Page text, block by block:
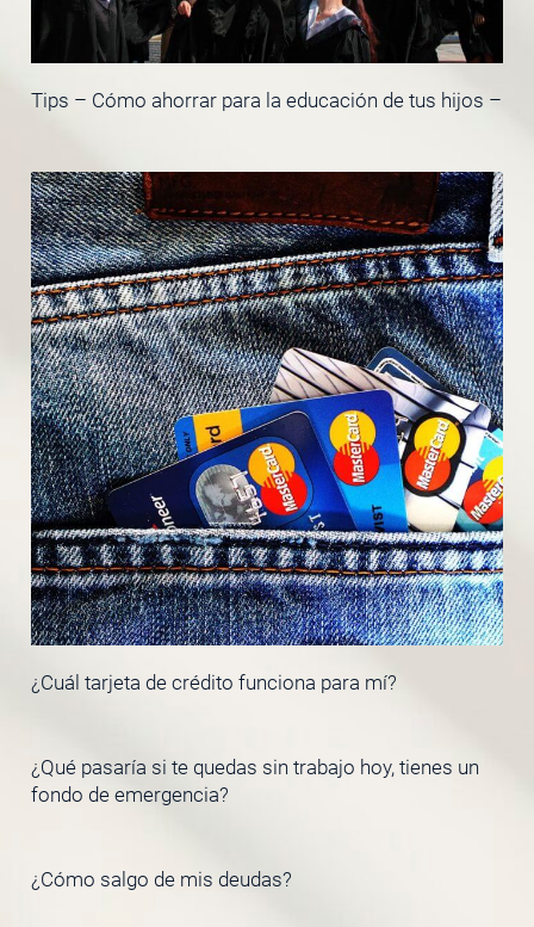
Tips – Cómo ahorrar para la educación de tus hijos –
¿Cuál tarjeta de crédito funciona para mí?
¿Qué pasaría si te quedas sin trabajo hoy, tienes un
fondo de emergencia?
¿Cómo salgo de mis deudas?